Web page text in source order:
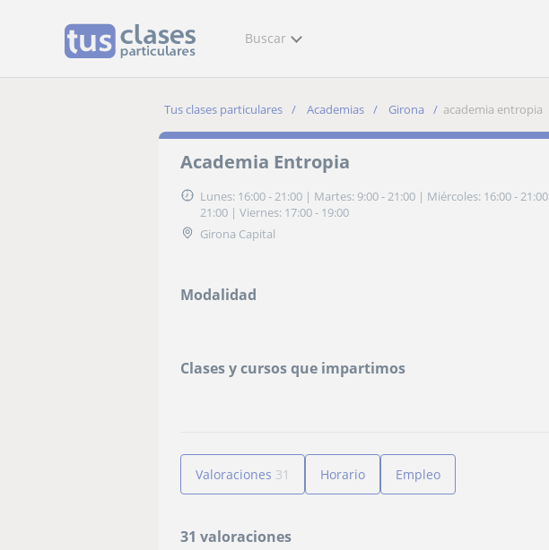
Buscar
Tus clases particulares Academias Girona academia entropia
Academia Entropia
Lunes: 16:00 - 21:00 | Martes: 9:00 - 21:00 | Miércoles: 16:00 - 21:00
21:00 | Viernes: 17:00 - 19:00
Girona Capital
Modalidad
Clases y cursos que impartimos
Valoraciones 31 Horario Empleo
31 valoraciones